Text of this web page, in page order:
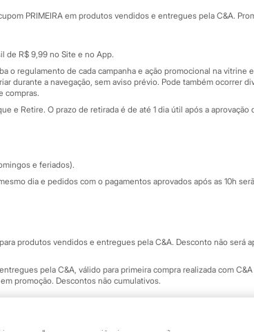
Cupons de desconto
PRIMEIRA em produtos vendidos e entregues pela C&A.
de R$ 9,99 no Site e no App.
o regulamento de cada campanha e ação promocional na
durante a navegação, sem aviso prévio. Pode também
compras.
e Retire. O prazo de retirada é de até 1 dia útil após a
e feriados).
dia e pedidos com o pagamentos aprovados após as 10h
produtos vendidos e entregues pela C&A. Desconto não
pela C&A, válido para primeira compra realizada com
promoção. Descontos não cumulativos.